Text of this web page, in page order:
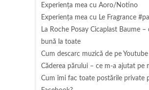
Experienţa mea cu Aoro/Notino
Experienţa mea cu Le Fragrance
La Roche Posay Cicaplast Baume –
bună la toate
Cum descarc muzică de pe Youtube
Căderea părului – ce m-a ajutat pe
Cum îmi fac toate postările private